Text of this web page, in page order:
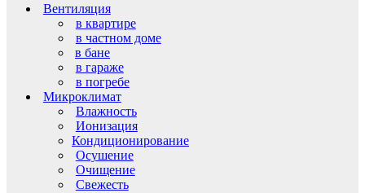
Вентиляция
в квартире
в частном доме
в бане
в гараже
в погребе
Микроклимат
Влажность
Ионизация
Кондиционирование
Осушение
Очищение
Свежесть